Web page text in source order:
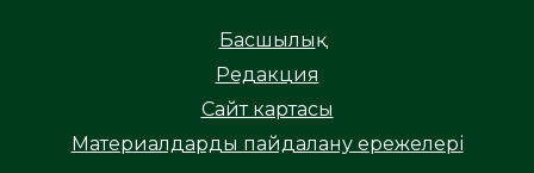
Басшылық
Редакция
Сайт картасы
Материалдарды пайдалану ережелері